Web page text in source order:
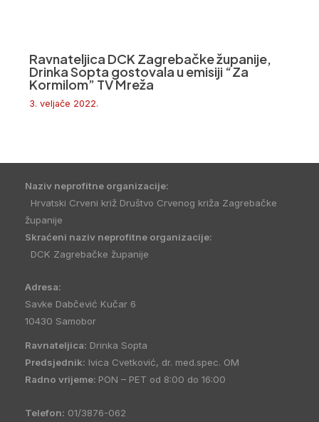
Ravnateljica DCK Zagrebačke županije,
Drinka Sopta gostovala u emisiji “Za
Kormilom” TV Mreža
3. veljače 2022.
Naziv neprofitne organizacije:
Hrvatski Crveni križ Društvo Crvenog križa Zagrebačke
županije
Skraćeni naziv neprofitne organizacije:
DCK Zagrebačke županije
Adresa:
Savke Dabčević Kučar 6
10430 Samobor
Ravnateljica: Drinka Sopta
Predsjednik: Ivica Cvetković, dr. med.spec. OM
Radno vrijeme: PON – PET od 8:00 do 16:00
Telefon: 01/3876-062